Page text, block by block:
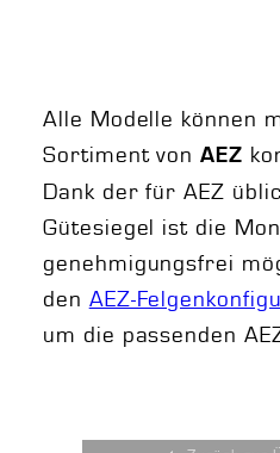
Alle Modelle können
Sortiment vonAEZ
Dank der für AEZ
Gütesiegel ist die
genehmigungsfrei
den AEZ-
um die passenden